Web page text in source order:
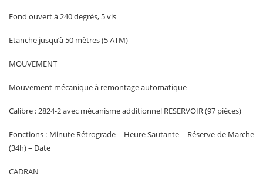
Fond ouvert à 240 degrés, 5 vis
Etanche jusqu’à 50 mètres (5 ATM)
MOUVEMENT
Mouvement mécanique à remontage automatique
Calibre : 2824-2 avec mécanisme additionnel RESERVOIR (97 pièces)
Fonctions : Minute Rétrograde – Heure Sautante – Réserve de Marche
(34h) – Date
CADRAN